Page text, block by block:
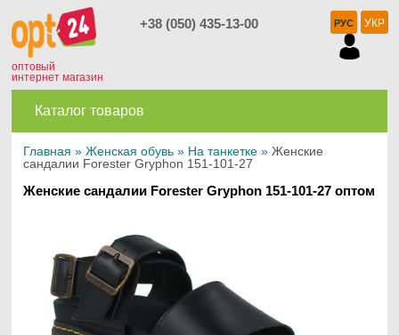
оптовый
интернет магазин
+38 (050) 435-13-00 РУС УКР
Каталог товаров
Главная » Женская обувь » На танкетке » Женские
сандалии Forester Gryphon 151-101-27
Женские сандалии Forester Gryphon 151-101-27 оптом